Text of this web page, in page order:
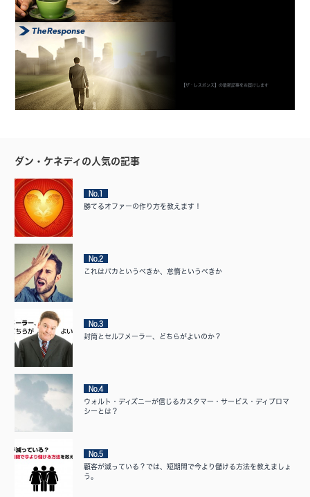
【ザ・レスポンス】の最新記事をお届けします
ダン・ケネディの人気の記事
No.1
勝てるオファーの作り方を教えます！
No.2
これはバカというべきか、怠惰というべきか
No.3
封筒とセルフメーラー、どちらがよいのか？
No.4
ウォルト・ディズニーが信じるカスタマー・サービス・ディプロマ
シーとは？
No.5
顧客が減っている？では、短期間で今より儲ける方法を教えましょ
う。